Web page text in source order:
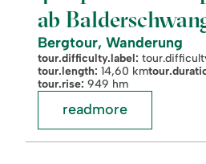
ab
Bergtour, Wanderung
tour.difficulty.label:
tour.length: 14,60 km
tour.rise: 949 hm
readmore
readmore: